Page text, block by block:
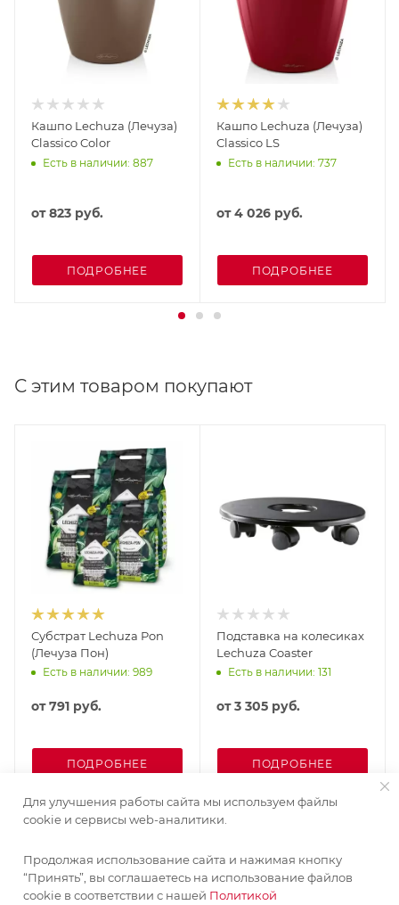
Кашпо Lechuza (Лечуза)
Classico Color
Есть в наличии: 887
от823 руб.
ПОДРОБНЕЕ
Кашпо Lechuza (Лечуза)
Classico LS
Есть в наличии: 737
от4 026 руб.
ПОДРОБНЕЕ
С этим товаром покупают
Субстрат Lechuza Pon
(Лечуза Пон)
Есть в наличии: 989
от791 руб.
ПОДРОБНЕЕ
Подставка на колесиках
Lechuza Coaster
Есть в наличии: 131
от3 305 руб.
ПОДРОБНЕЕ
Для улучшения работы сайта мы используем файлы
cookie и сервисы web-аналитики.
Продолжая использование сайта и нажимая кнопку
“Принять”, вы соглашаетесь на использование файлов
cookie в соответствии с нашей Политикой